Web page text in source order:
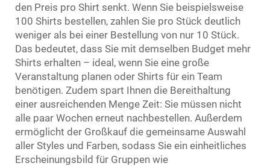
den Preis pro Shirt senkt. Wenn Sie beispielsweise
100 Shirts bestellen, zahlen Sie pro Stück deutlich
weniger als bei einer Bestellung von nur 10 Stück.
Das bedeutet, dass Sie mit demselben Budget mehr
Shirts erhalten – ideal, wenn Sie eine große
Veranstaltung planen oder Shirts für ein Team
benötigen. Zudem spart Ihnen die Bereithaltung
einer ausreichenden Menge Zeit: Sie müssen nicht
alle paar Wochen erneut nachbestellen. Außerdem
ermöglicht der Großkauf die gemeinsame Auswahl
aller Styles und Farben, sodass Sie ein einheitliches
Erscheinungsbild für Gruppen wie